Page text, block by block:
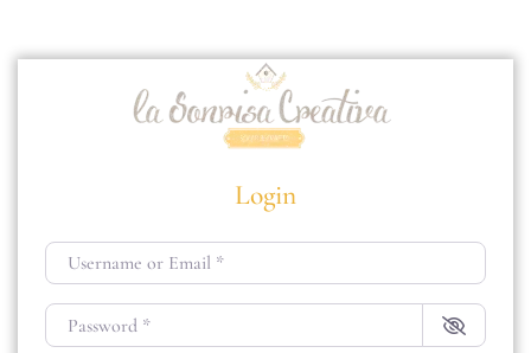
Login
Username or Email
Password